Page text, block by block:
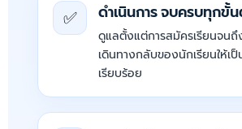
✅ ดำเนินการ จบครบทุกขั้
ดูแลตั้งแต่การสมัครเรียนจนถึ
เดินทางกลับของนักเรียนให้เ
เรียบร้อย